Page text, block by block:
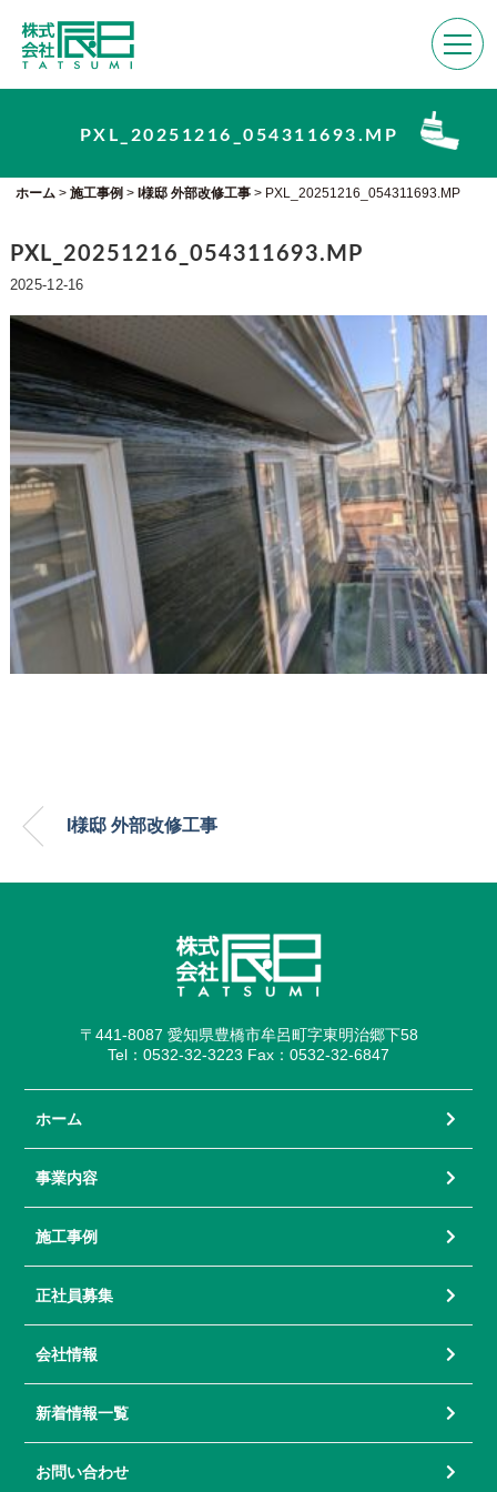
PXL_20251216_054311693.MP
ホーム> 施工事例 > I様邸 外部改修工事> PXL_20251216_054311693.MP
PXL_20251216_054311693.MP
2025-12-16
I様邸 外部改修工事
〒441-8087 愛知県豊橋市牟呂町字東明治郷下58
Tel：0532-32-3223 Fax：0532-32-6847
ホーム
事業内容
施工事例
正社員募集
会社情報
新着情報一覧
お問い合わせ